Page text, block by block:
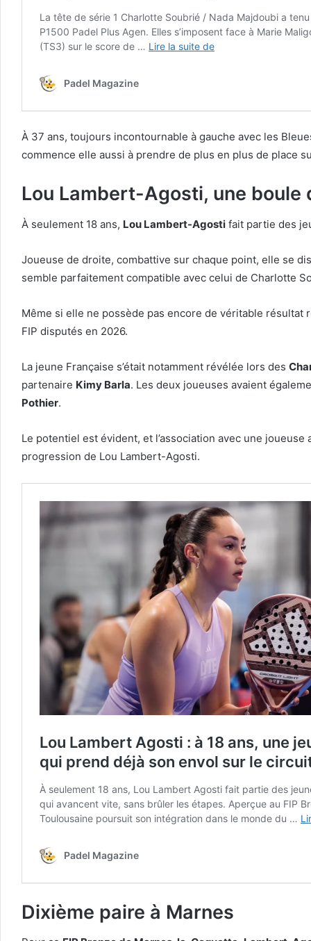
À 37 ans, toujours incontournable à gauche avec les
commence elle aussi à prendre de plus en plus de place
Lou Lambert-Agosti, une boule
À seulement 18 ans, Lou Lambert-Agosti fait partie des
Joueuse de droite, combattive sur chaque point, elle se
semble parfaitement compatible avec celui de Charlotte
Même si elle ne possède pas encore de véritable résultat
FIP disputés en 2026.
La jeune Française s’était notamment révélée lors des
partenaire Kimy Barla. Les deux joueuses avaient
Pothier.
Le potentiel est évident, et l’association avec une
progression de Lou Lambert-Agosti.
Dixième paire à Marnes